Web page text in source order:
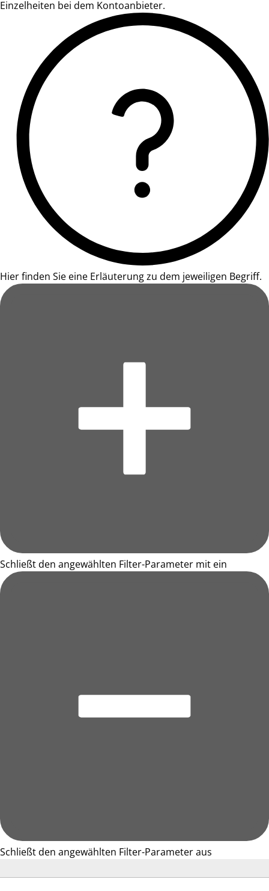
Einzelheiten bei dem Kontoanbieter.
Hier finden Sie eine Erläuterung zu dem jeweiligen Begriff.
Schließt den angewählten Filter-Parameter mit ein
Schließt den angewählten Filter-Parameter aus